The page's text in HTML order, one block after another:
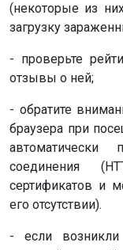
(некоторые из
загрузку
- проверьте
отзывы о ней;
- обратите
браузера при
автоматически
соединения
сертификатов и
его отсутствии).
- если